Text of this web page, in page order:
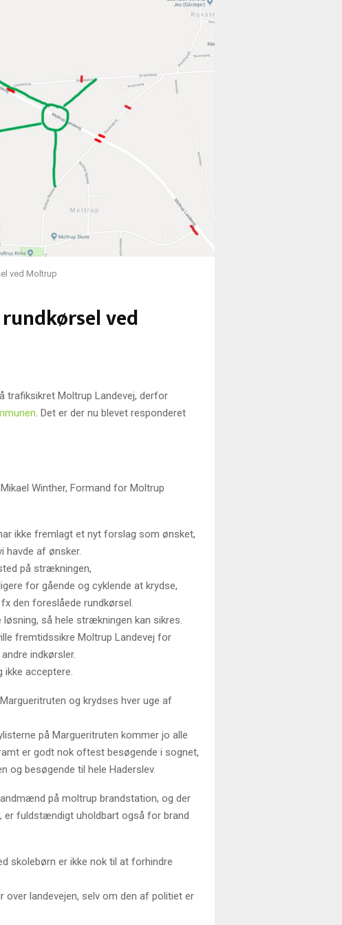
ved Moltrup
ved
trafiksikret Moltrup Landevej, derfor
. Det er der nu blevet responderet
Winther, Formand for Moltrup
ikke fremlagt et nyt forslag som ønsket,
havde af ønsker.
på strækningen,
for gående og cyklende at krydse,
den foreslåede rundkørsel.
så hele strækningen kan sikres.
fremtidssikre Moltrup Landevej for
indkørsler.
ikke acceptere.
og krydses hver uge af
på Margueritruten kommer jo alle
er godt nok oftest besøgende i sognet,
og besøgende til hele Haderslev.
på moltrup brandstation, og der
er fuldstændigt uholdbart også for brand
skolebørn er ikke nok til at forhindre
landevejen, selv om den af politiet er